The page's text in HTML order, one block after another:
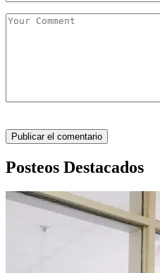
Posteos Destacados